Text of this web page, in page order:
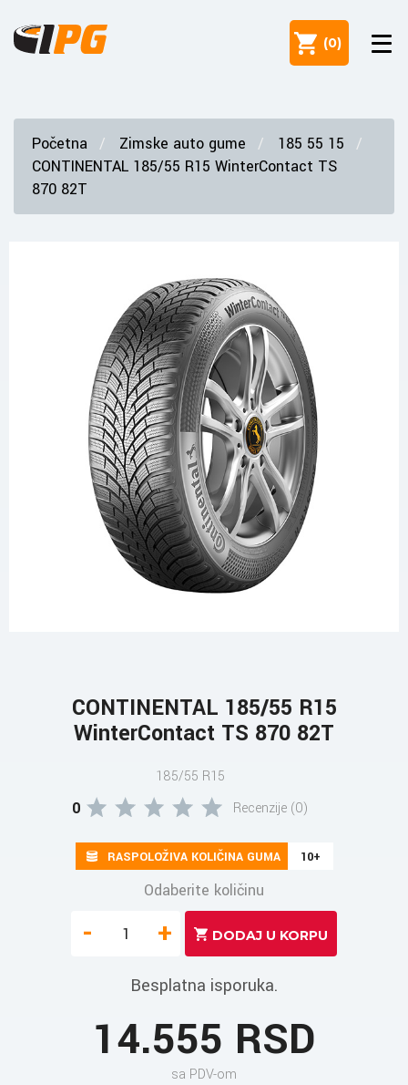
(0)
Početna Zimske auto gume
185 55 15
CONTINENTAL 185/55 R15 WinterContact TS
870 82T
CONTINENTAL 185/55 R15
WinterContact TS 870 82T
185/55 R15
0 Recenzije (0)
RASPOLOŽIVA KOLIČINA GUMA 10+
Odaberite količinu
- +
Besplatna isporuka.
14.555 RSD
sa PDV-om